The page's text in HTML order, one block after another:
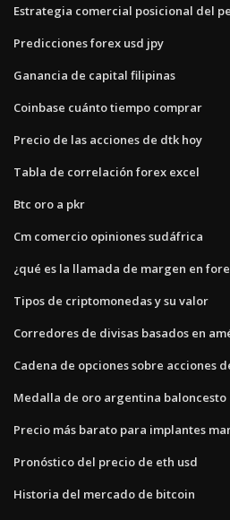
Estrategia comercial posicional del
Predicciones forex usd jpy
Ganancia de capital filipinas
Coinbase cuánto tiempo comprar
Precio de las acciones de dtk hoy
Tabla de correlación forex excel
Btc oro a pkr
Cm comercio opiniones sudáfrica
¿qué es la llamada de margen en
Tipos de criptomonedas y su valor
Corredores de divisas basados ​​en
Cadena de opciones sobre acciones
Medalla de oro argentina baloncesto
Precio más barato para implantes
Pronóstico del precio de eth usd
Historia del mercado de bitcoin